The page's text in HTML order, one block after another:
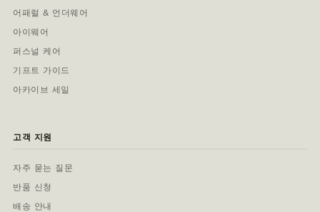
어패럴 & 언더웨어
아이웨어
퍼스널 케어
기프트 가이드
아카이브 세일
고객 지원
자주 묻는 질문
반품 신청
배송 안내